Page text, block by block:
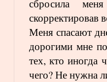
сбросила
скорректировав
Меня спасают
дорогими мне
тех, кто иногда
чего? Не нужна